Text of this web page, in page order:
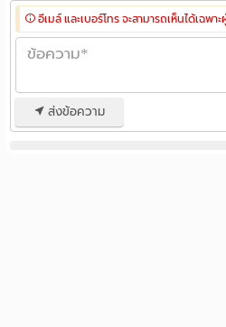
อีเมล์ และเบอร์โทร จะสามารถเห็นได้เฉพ
ส่งข้อความ